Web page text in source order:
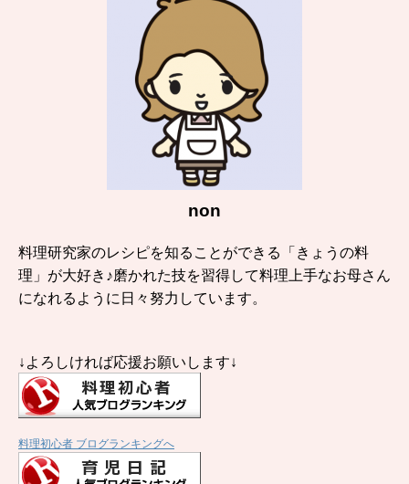
non
料理研究家のレシピを知ることができる「きょうの料
理」が大好き♪磨かれた技を習得して料理上手なお母さん
になれるように日々努力しています。
↓よろしければ応援お願いします↓
料理初心者 ブログランキングへ